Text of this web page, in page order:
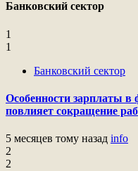
Банковский сектор
1
1
Банковский сектор
Особенности зарплаты
повлияет сокращение
5 месяцев тому назад info
2
2